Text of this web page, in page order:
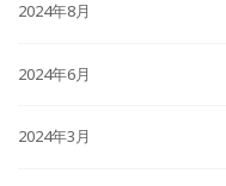
2024年8月
2024年6月
2024年3月